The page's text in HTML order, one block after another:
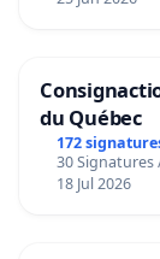
du Québec
172
30 Signatures
18 Jul 2026